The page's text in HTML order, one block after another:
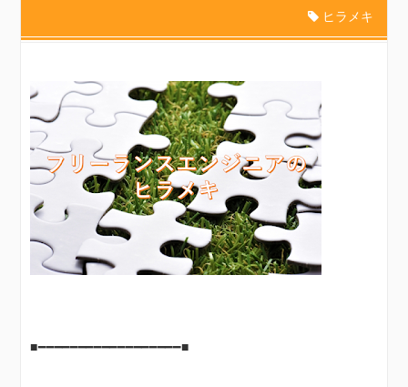
ヒラメキ
■━━━━━━━━━━━━━━━━━━■